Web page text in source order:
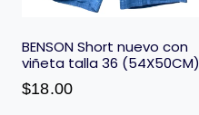
BENSON Short nuevo con
viñeta talla 36 (54X50CM)
$18.00